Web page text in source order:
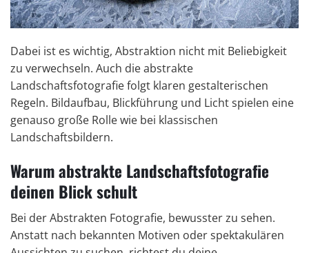
Dabei ist es wichtig, Abstraktion nicht mit Beliebigkeit
zu verwechseln. Auch die abstrakte
Landschaftsfotografie folgt klaren gestalterischen
Regeln. Bildaufbau, Blickführung und Licht spielen eine
genauso große Rolle wie bei klassischen
Landschaftsbildern.
Warum abstrakte Landschaftsfotografie
deinen Blick schult
Bei der Abstrakten Fotografie, bewusster zu sehen.
Anstatt nach bekannten Motiven oder spektakulären